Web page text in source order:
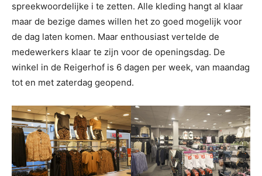
spreekwoordelijke i te zetten. Alle kleding hangt al klaar
maar de bezige dames willen het zo goed mogelijk voor
de dag laten komen. Maar enthousiast vertelde de
medewerkers klaar te zijn voor de openingsdag. De
winkel in de Reigerhof is 6 dagen per week, van maandag
tot en met zaterdag geopend.